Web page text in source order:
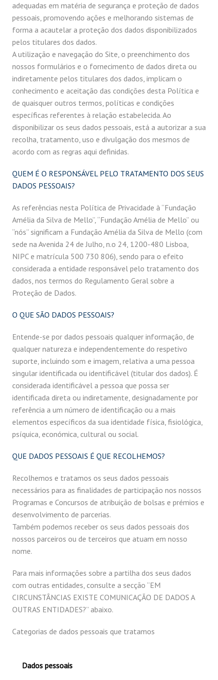
adequadas em matéria de segurança e proteção de dados
pessoais, promovendo ações e melhorando sistemas de
forma a acautelar a proteção dos dados disponibilizados
pelos titulares dos dados.
A utilização e navegação do Site, o preenchimento dos
nossos formulários e o fornecimento de dados direta ou
indiretamente pelos titulares dos dados, implicam o
conhecimento e aceitação das condições desta Política e
de quaisquer outros termos, políticas e condições
específicas referentes à relação estabelecida. Ao
disponibilizar os seus dados pessoais, está a autorizar a sua
recolha, tratamento, uso e divulgação dos mesmos de
acordo com as regras aqui definidas.
QUEM É O RESPONSÁVEL PELO TRATAMENTO DOS SEUS
DADOS PESSOAIS?
As referências nesta Política de Privacidade à “Fundação
Amélia da Silva de Mello”, “Fundação Amélia de Mello” ou
“nós” significam a Fundação Amélia da Silva de Mello (com
sede na Avenida 24 de Julho, n.o 24, 1200-480 Lisboa,
NIPC e matrícula 500 730 806), sendo para o efeito
considerada a entidade responsável pelo tratamento dos
dados, nos termos do Regulamento Geral sobre a
Proteção de Dados.
O QUE SÃO DADOS PESSOAIS?
Entende-se por dados pessoais qualquer informação, de
qualquer natureza e independentemente do respetivo
suporte, incluindo som e imagem, relativa a uma pessoa
singular identificada ou identificável (titular dos dados). É
considerada identificável a pessoa que possa ser
identificada direta ou indiretamente, designadamente por
referência a um número de identificação ou a mais
elementos específicos da sua identidade física, fisiológica,
psíquica, económica, cultural ou social.
QUE DADOS PESSOAIS É QUE RECOLHEMOS?
Recolhemos e tratamos os seus dados pessoais
necessários para as finalidades de participação nos nossos
Programas e Concursos de atribuição de bolsas e prémios e
desenvolvimento de parcerias.
Também podemos receber os seus dados pessoais dos
nossos parceiros ou de terceiros que atuam em nosso
nome.
Para mais informações sobre a partilha dos seus dados
com outras entidades, consulte a secção “EM
CIRCUNSTÂNCIAS EXISTE COMUNICAÇÃO DE DADOS A
OUTRAS ENTIDADES?” abaixo.
Categorias de dados pessoais que tratamos
Dados pessoais